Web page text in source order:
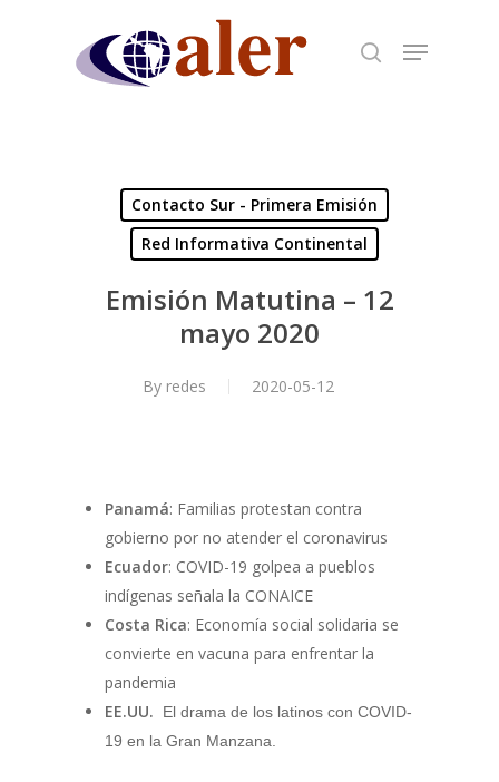
Contacto Sur - Primera Emisión
Red Informativa Continental
Emisión Matutina – 12
mayo 2020
By redes 2020-05-12
Panamá: Familias protestan contra
gobierno por no atender el coronavirus
Ecuador: COVID-19 golpea a pueblos
indígenas señala la CONAICE
Costa Rica: Economía social solidaria se
convierte en vacuna para enfrentar la
pandemia
EE.UU.
El drama de los latinos con COVID-
19 en la Gran Manzana.